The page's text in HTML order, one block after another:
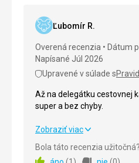
Ľubomír R.
Overená recenzia
Dátum
Napísané Júl 2026
Upravené v súlade s
Až na delegátku cestovnej
super a bez chyby.
Až na delegátku cestovnej
Zobraziť viac
Bola táto recenzia užitočná?